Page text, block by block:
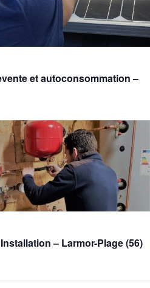
et autoconsommation –
– Larmor-Plage (56)